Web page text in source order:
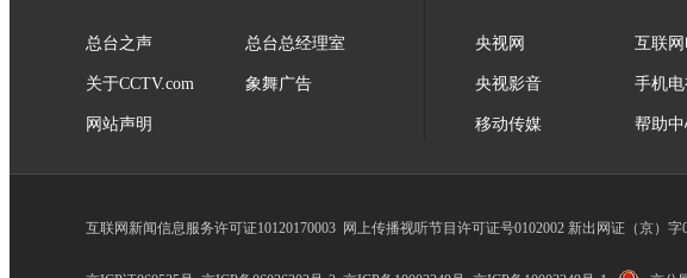
总台之声 总台总经理室
关于CCTV.com 象舞广告
网站声明
央视网 互联
央视影音 手机
移动传媒 帮助
互联网新闻信息服务许可证10120170003 网上传播视听节目许可证号0102002 新出网证（京）字